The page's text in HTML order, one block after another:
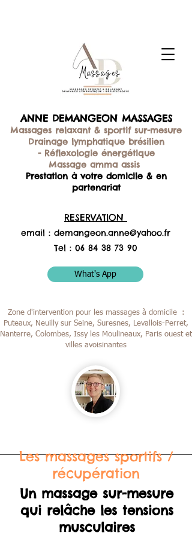
ANNE DEMANGEON MASSAGES
Massages relaxant & sportif sur-mesure
Drainage lymphatique brésilien
- Réflexologie énergétique
Massage amma assis
Prestation à votre domicile & en
partenariat
RESERVATION
email : demangeon.anne@yahoo.fr
Tel : 06 84 38 73 90
What's App
Zone d'intervention pour les massages à domicile :
Puteaux, Neuilly sur Seine, Suresnes, Levallois-Perret,
Nanterre, Colombes, Issy les Moulineaux, Paris ouest et
villes avoisinantes
Les massages sportifs /
récupération
Un massage sur-mesure
qui relâche les tensions
musculaires